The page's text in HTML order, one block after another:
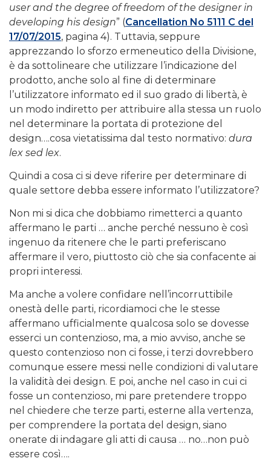
user and the degree of freedom of the designer in
developing his design” (Cancellation No 5111 C del
17/07/2015, pagina 4). Tuttavia, seppure
apprezzando lo sforzo ermeneutico della Divisione,
è da sottolineare che utilizzare l’indicazione del
prodotto, anche solo al fine di determinare
l’utilizzatore informato ed il suo grado di libertà, è
un modo indiretto per attribuire alla stessa un ruolo
nel determinare la portata di protezione del
design….cosa vietatissima dal testo normativo: dura
lex sed lex.
Quindi a cosa ci si deve riferire per determinare di
quale settore debba essere informato l’utilizzatore?
Non mi si dica che dobbiamo rimetterci a quanto
affermano le parti … anche perché nessuno è così
ingenuo da ritenere che le parti preferiscano
affermare il vero, piuttosto ciò che sia confacente ai
propri interessi.
Ma anche a volere confidare nell’incorruttibile
onestà delle parti, ricordiamoci che le stesse
affermano ufficialmente qualcosa solo se dovesse
esserci un contenzioso, ma, a mio avviso, anche se
questo contenzioso non ci fosse, i terzi dovrebbero
comunque essere messi nelle condizioni di valutare
la validità dei design. E poi, anche nel caso in cui ci
fosse un contenzioso, mi pare pretendere troppo
nel chiedere che terze parti, esterne alla vertenza,
per comprendere la portata del design, siano
onerate di indagare gli atti di causa … no…non può
essere così….